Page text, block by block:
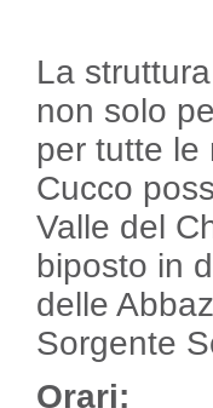
La
non solo
per tutte le
Cucco
Valle del
biposto in
delle
Sorgente
Orari: